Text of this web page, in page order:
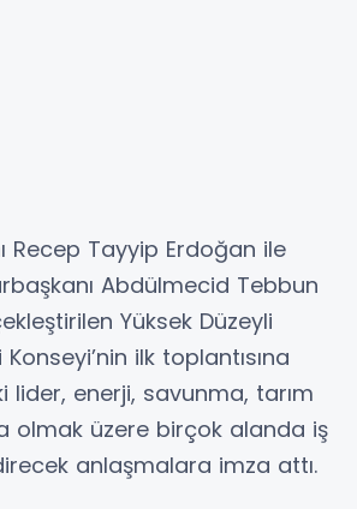
Recep Tayyip Erdoğan ile
Abdülmecid Tebbun
Yüksek Düzeyli
ilk toplantısına
lider, enerji, savunma, tarım
olmak üzere birçok alanda iş
anlaşmalara imza attı.